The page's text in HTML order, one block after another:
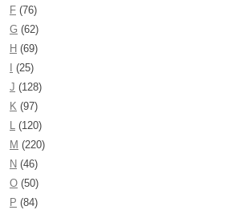
F (76)
G (62)
H (69)
(25)
J (128)
K (97)
L (120)
M (220)
N (46)
O (50)
P (84)